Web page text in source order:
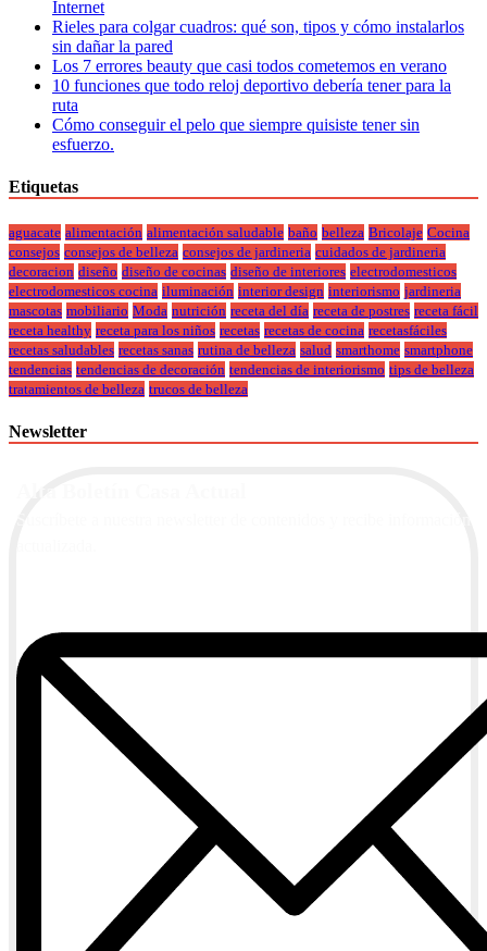
Internet
Rieles para colgar cuadros: qué son, tipos y cómo instalarlos
sin dañar la pared
Los 7 errores beauty que casi todos cometemos en verano
10 funciones que todo reloj deportivo debería tener para la
ruta
Cómo conseguir el pelo que siempre quisiste tener sin
esfuerzo.
Etiquetas
aguacate alimentación alimentación saludable baño belleza Bricolaje Cocina
consejos consejos de belleza consejos de jardineria cuidados de jardineria
decoracion diseño diseño de cocinas diseño de interiores electrodomesticos
electrodomesticos cocina iluminación interior design interiorismo jardineria
mascotas mobiliario Moda nutrición receta del día receta de postres receta fácil
receta healthy receta para los niños recetas recetas de cocina recetasfáciles
recetas saludables recetas sanas rutina de belleza salud smarthome smartphone
tendencias tendencias de decoración tendencias de interiorismo tips de belleza
tratamientos de belleza trucos de belleza
Newsletter